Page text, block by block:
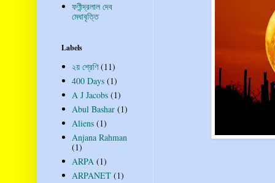
ফণীন্দ্রলাল দেব
মেধাবৃত্তি
Labels
২য় শ্রেণি (11)
400 Days (1)
A J Jacobs (1)
Abul Bashar (1)
Aliens (1)
Anjana Rahman
(1)
ARPA (1)
ARPANET (1)